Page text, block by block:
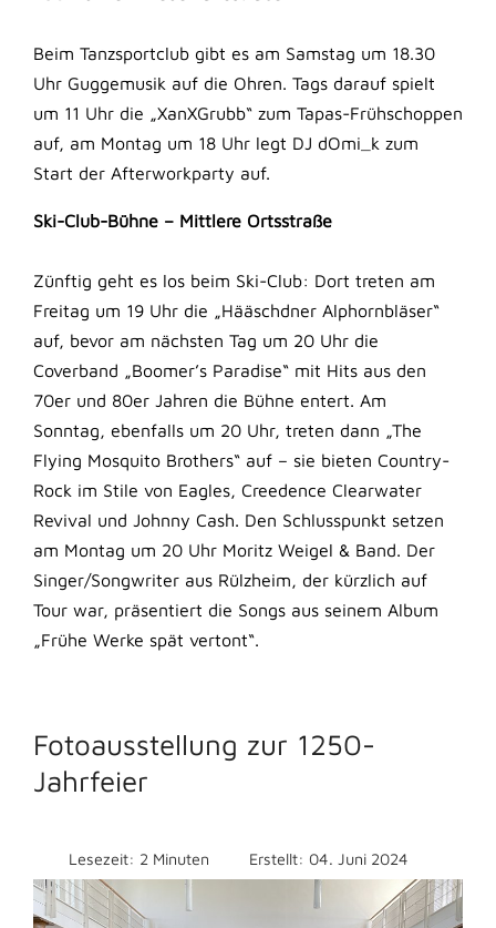
Beim Tanzsportclub gibt es am Samstag um 18.30
Uhr Guggemusik auf die Ohren. Tags darauf spielt
um 11 Uhr die „XanXGrubb“ zum Tapas-Frühschoppen
auf, am Montag um 18 Uhr legt DJ dOmi_k zum
Start der Afterworkparty auf.
Ski-Club-Bühne – Mittlere Ortsstraße
Zünftig geht es los beim Ski-Club: Dort treten am
Freitag um 19 Uhr die „Hääschdner Alphornbläser“
auf, bevor am nächsten Tag um 20 Uhr die
Coverband „Boomer’s Paradise“ mit Hits aus den
70er und 80er Jahren die Bühne entert. Am
Sonntag, ebenfalls um 20 Uhr, treten dann „The
Flying Mosquito Brothers“ auf – sie bieten Country-
Rock im Stile von Eagles, Creedence Clearwater
Revival und Johnny Cash. Den Schlusspunkt setzen
am Montag um 20 Uhr Moritz Weigel & Band. Der
Singer/Songwriter aus Rülzheim, der kürzlich auf
Tour war, präsentiert die Songs aus seinem Album
„Frühe Werke spät vertont“.
Fotoausstellung zur 1250-
Jahrfeier
Lesezeit: 2 Minuten Erstellt: 04. Juni 2024